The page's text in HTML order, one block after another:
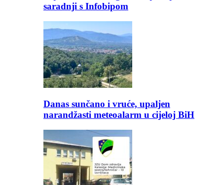
saradnji s Infobipom
Danas sunčano i vruće, upaljen
narandžasti meteoalarm u cijeloj BiH